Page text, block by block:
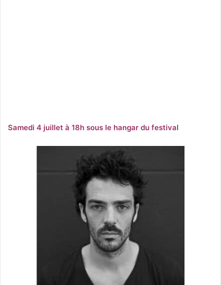
Samedi 4 juillet à 18h sous le hangar du festival